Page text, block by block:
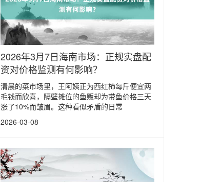
2026年3月7日海南市场：正规实盘配
资对价格监测有何影响？
清晨的菜市场里，王阿姨正为西红柿每斤便宜两
毛钱而欣喜，隔壁摊位的鱼贩却为带鱼价格三天
涨了10%而皱眉。这种看似矛盾的日常
2026-03-08